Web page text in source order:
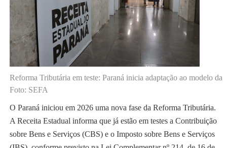
Reforma Tributária em teste: Paraná inicia adaptação ao modelo da
Foto: SEFA
O Paraná iniciou em 2026 uma nova fase da Reforma Tributária.
A Receita Estadual informa que já estão em testes a Contribuição
sobre Bens e Serviços (CBS) e o Imposto sobre Bens e Serviços